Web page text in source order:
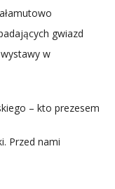
gwiazd
w
– kto prezesem
Przed nami